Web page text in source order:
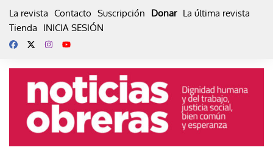
La revista Contacto Suscripción Donar La última revista
Tienda
INICIA SESIÓN